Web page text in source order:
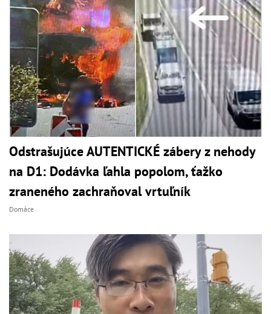
Odstrašujúce AUTENTICKÉ zábery z nehody
na D1: Dodávka ľahla popolom, ťažko
zraneného zachraňoval vrtuľník
Domáce